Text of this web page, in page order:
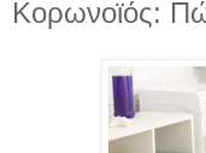
Κορωνοϊός: